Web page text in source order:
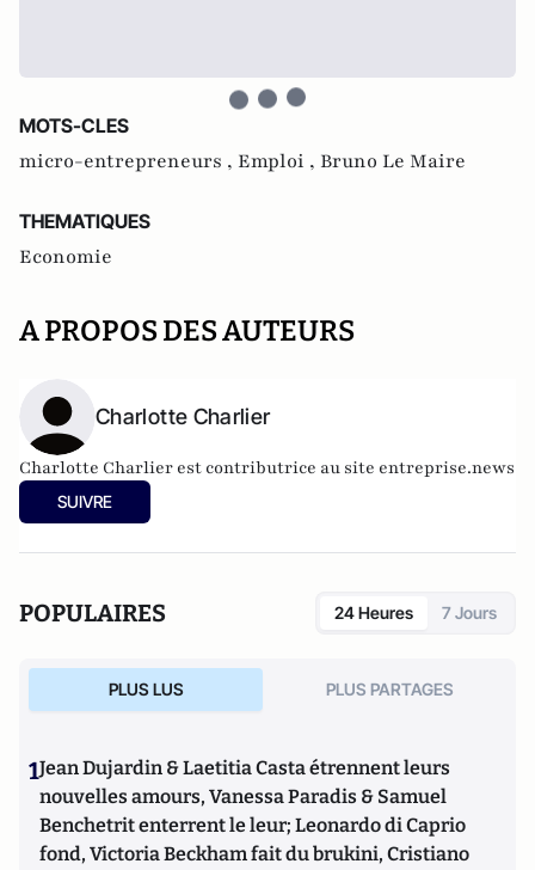
MOTS-CLES
micro-entrepreneurs , Emploi , Bruno Le Maire
THEMATIQUES
Economie
A PROPOS DES AUTEURS
Charlotte Charlier
Charlotte Charlier est contributrice au site entreprise.news
SUIVRE
POPULAIRES 24 Heures 7 Jours
PLUS LUS PLUS PARTAGES
1Jean Dujardin & Laetitia Casta étrennent leurs
nouvelles amours, Vanessa Paradis & Samuel
Benchetrit enterrent le leur; Leonardo di Caprio
fond, Victoria Beckham fait du brukini, Cristiano